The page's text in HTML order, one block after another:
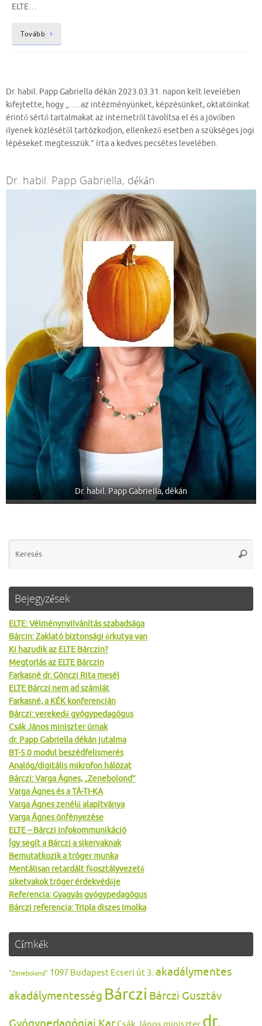
ELTE…
Tovább
Dr. habil. Papp Gabriella dékán 2023.03.31. napon kelt levelében
kifejtette, hogy „…. az intézményünket, képzésünket, oktatóinkat
érintő sértő tartalmakat az internetről távolítsa el és a jövőben
ilyenek közlésétől tartózkodjon, ellenkező esetben a szükséges jogi
lépéseket megtesszük.” írta a kedves pecsétes levelében.
Dr. habil. Papp Gabriella, dékán
Dr. habil. Papp Gabriella, dékán
Bejegyzések
ELTE: Vélménynyilvánítás szabadsága
Bárcin: Zaklató biztonsági őrkutya van
Ki hazudik az ELTE Bárczin?
Megtorlás az ELTE Bárczin
Farkasné dr. Gönczi Rita mesél
ELTE Bárczi nem ad számlát
Farkasné, a KÉK konferencián
Bárczi: verekedő gyógypedagógus
Csák János miniszter úrnak
dr. Papp Gabriella dékán jutalma
BT-5.0 modul beszédfelismerés
Analóg/digitális mikrofon hálózat
Bárczi: Varga Ágnes, „Zenebolond”
Varga Ágnes és a TÁ-TI-KA
Varga Ágnes zenélő alapítványa
Varga Ágnes önfényezése
ELTE – Bárczi infokommunikáció
Így segít a Bárczi a sikervaknak
Bemutatkozik a tróger munka
Mentálisan retardált főosztályvezető
siketvakok tróger érdekvédője
Referencia: Gyagyás gyógypedagógus
Bárczi referencia: Tripla diszes Imolka
Címkék
"Zenebolond" 1097 Budapest Ecseri út 3. akadálymentes
akadálymentesség Bárczi Bárczi Gusztáv
dr.